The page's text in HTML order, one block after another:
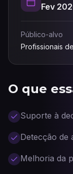
O que
Suporte à
Detecção de
Melhoria da
Fev
Público-alvo
Profissionais